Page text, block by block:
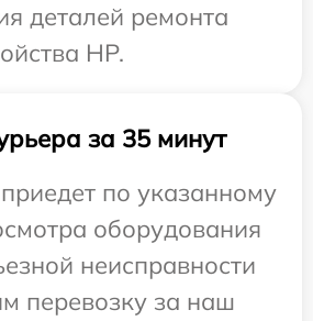
деталей ремонта
HP.
за 35 минут
по указанному
оборудования
неисправности
перевозку за наш